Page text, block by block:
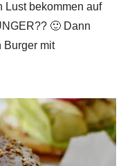
Lust bekommen auf
🙂 Dann
Burger mit